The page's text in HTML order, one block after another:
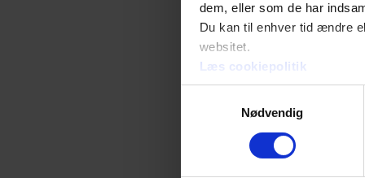
dem, eller som de har
Du kan til enhver tid ændre
websitet.
Læs cookiepolitik
Nødvendig
ned ad forbudsvejen,
Politiske tv-reklamer
være med til at
reklamer.